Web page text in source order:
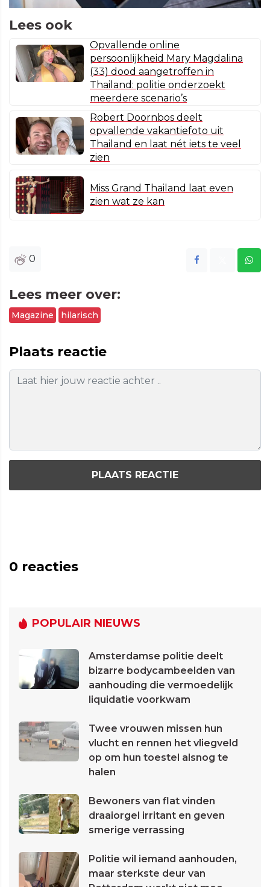
Lees ook
Opvallende online
persoonlijkheid Mary Magdalina
(33) dood aangetroffen in
Thailand: politie onderzoekt
meerdere scenario’s
Robert Doornbos deelt
opvallende vakantiefoto uit
Thailand en laat nét iets te veel
zien
Miss Grand Thailand laat even
zien wat ze kan
0
Lees meer over:
Magazine hilarisch
Plaats reactie
PLAATS REACTIE
0 reacties
POPULAIR NIEUWS
Amsterdamse politie deelt
bizarre bodycambeelden van
aanhouding die vermoedelijk
liquidatie voorkwam
Twee vrouwen missen hun
vlucht en rennen het vliegveld
op om hun toestel alsnog te
halen
Bewoners van flat vinden
draaiorgel irritant en geven
smerige verrassing
Politie wil iemand aanhouden,
maar sterkste deur van